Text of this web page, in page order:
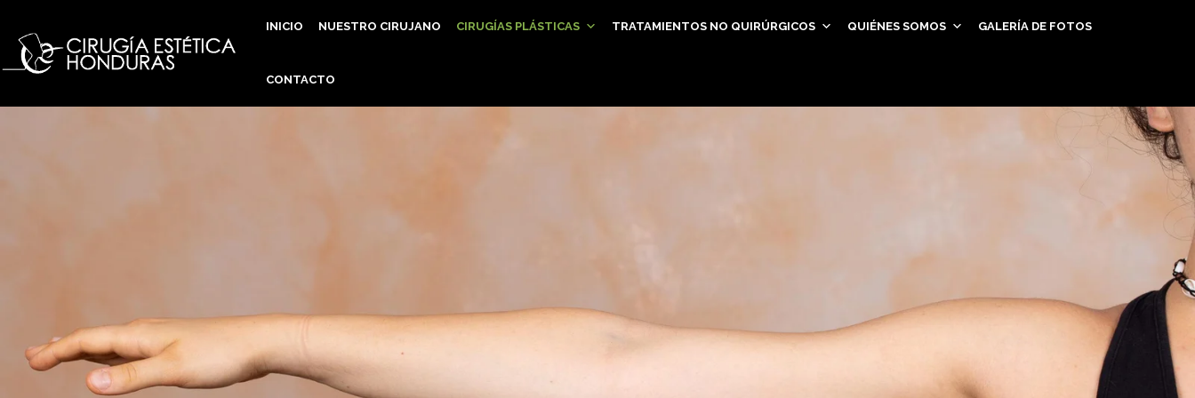
INICIO NUESTRO CIRUJANO CIRUGÍAS PLÁSTICAS TRATAMIENTOS NO QUIRÚRGICOS QUIÉNES SOMOS GALERÍA DE FOTOS
CONTACTO